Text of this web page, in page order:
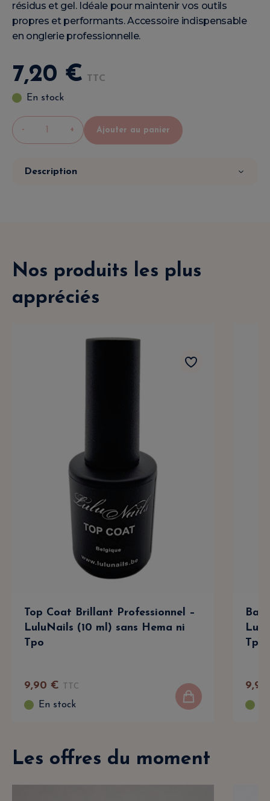
résidus et gel. Idéale pour maintenir vos outils
propres et performants. Accessoire indispensable
en onglerie professionnelle.
7,20 € TTC
En stock
- + Ajouter au panier
Description
Nos produits les plus
appréciés
Top Coat Brillant Professionnel –
LuluNails (10 ml) sans Hema ni
Tpo
9,90 € TTC
En stock
Tpo
9,90
Les offres du moment